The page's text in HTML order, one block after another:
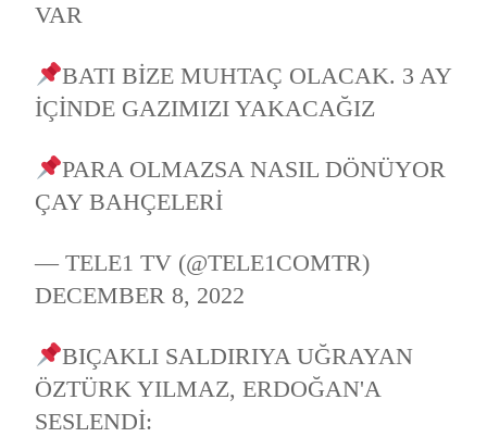
VAR
BATI BIZE MUHTAÇ OLACAK. 3 AY
IÇINDE GAZIMIZI YAKACAĞIZ
PARA OLMAZSA NASIL DÖNÜYOR
ÇAY BAHÇELERI
— TELE1 TV (@TELE1COMTR)
DECEMBER 8, 2022
BIÇAKLI SALDIRIYA UĞRAYAN
ÖZTÜRK YILMAZ, ERDOĞAN'A
SESLENDI: